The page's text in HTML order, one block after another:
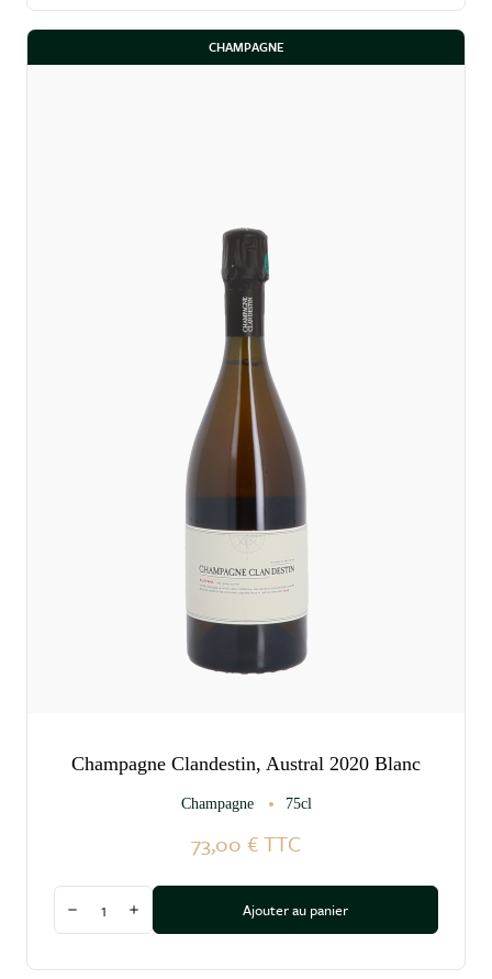
CHAMPAGNE
Champagne Clandestin, Austral 2020 Blanc
Champagne 75cl
73,00 €TTC
Quantité
Diminuer la quantité
Augmenter la quantitéAjouter au panier